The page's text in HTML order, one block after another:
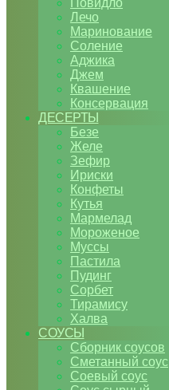
Повидло
Лечо
Маринование
Соление
Аджика
Джем
Квашение
Консервация
ДЕСЕРТЫ
Безе
Желе
Зефир
Ириски
Конфеты
Кутья
Мармелад
Мороженое
Муссы
Пастила
Пудинг
Сорбет
Тирамису
Халва
СОУСЫ
Сборник соусов
Сметанный соус
Соевый соус